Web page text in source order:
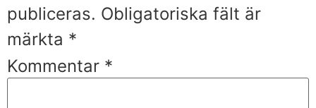
publiceras. Obligatoriska fält är
märkta *
Kommentar *